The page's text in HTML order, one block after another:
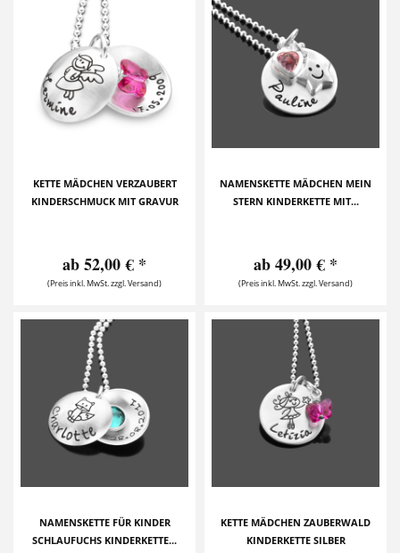
KETTE MÄDCHEN VERZAUBERT
KINDERSCHMUCK MIT GRAVUR
ab 52,00 € *
(Preis inkl. MwSt. zzgl. Versand)
NAMENSKETTE MÄDCHEN MEIN
STERN KINDERKETTE MIT...
ab 49,00 € *
(Preis inkl. MwSt. zzgl. Versand)
NAMENSKETTE FÜR KINDER
SCHLAUFUCHS KINDERKETTE...
KETTE MÄDCHEN ZAUBERWALD
KINDERKETTE SILBER